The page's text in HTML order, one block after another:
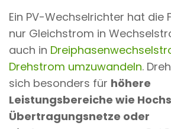
Ein PV-Wechselrichter hat die
nur Gleichstrom in
auch in
Drehstrom umzuwandeln.
sich besonders für höhere
Leistungsbereiche wie
Übertragungsnetze oder